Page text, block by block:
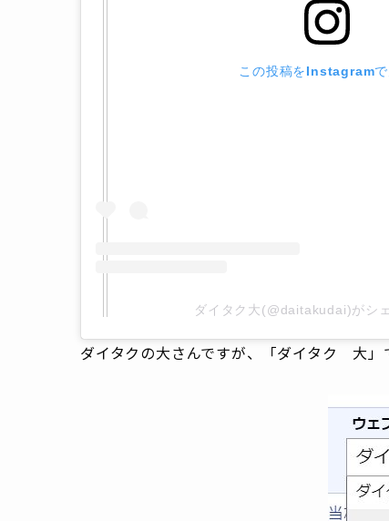
この投稿をInstagramで
ダイタク大(@daitakudai)がシ
ダイタクの大さんですが、「ダイタク 大」